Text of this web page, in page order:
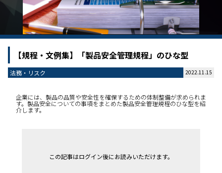
【規程・文例集】「製品安全管理規程」のひな型
法務・リスク 2022.11.15
企業には、製品の品質や安全性を確保するための体制整備が求められま
す。製品安全についての事項をまとめた製品安全管理規程のひな型を紹
介します。
この記事はログイン後にお読みいただけます。